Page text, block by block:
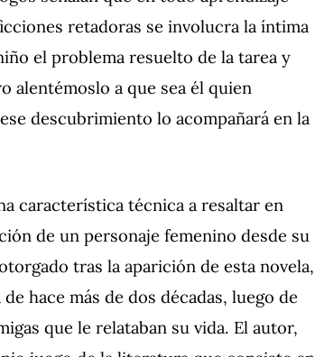
retadoras se involucra la íntima
el problema resuelto de la tarea y
alentémoslo a que sea él quien
descubrimiento lo acompañará en la
característica técnica a resaltar en
de un personaje femenino desde su
tras la aparición de esta novela,
hace más de dos décadas, luego de
que le relataban su vida. El autor,